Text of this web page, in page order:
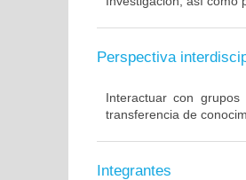
Perspectiva
Interactuar con
transferencia de
Integrantes